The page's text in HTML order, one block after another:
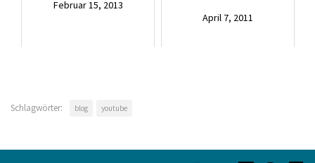
Februar 15, 2013
April 7, 2011
Schlagwörter: blog youtube